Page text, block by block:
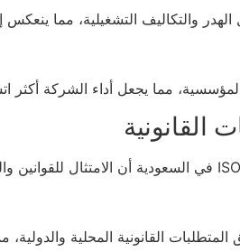
والتكاليف التشغيلية، مما ينعكس
مما يجعل أداء الشركة أكثر
القانونية المحلية والدولية،